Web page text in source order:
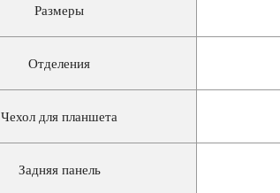
Размеры
Отделения
Чехол для планшета
Задняя панель